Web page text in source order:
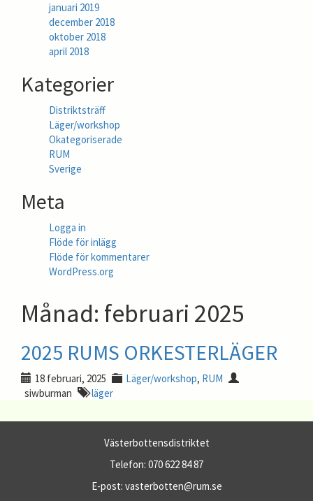
januari 2019
december 2018
oktober 2018
april 2018
Kategorier
Distriktsträff
Läger/workshop
Okategoriserade
RUM
Sverige
Meta
Logga in
Flöde för inlägg
Flöde för kommentarer
WordPress.org
Månad: februari 2025
2025 RUMS ORKESTERLÄGER
18 februari, 2025 Läger/workshop, RUM
siwburman
läger
Västerbottensdistriktet
Telefon: 070 622 84 87
E-post: vasterbotten@rum.se